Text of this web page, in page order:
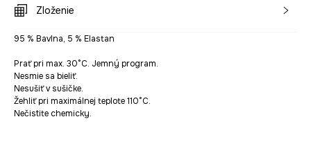
Zloženie
95 % Bavlna, 5 % Elastan
Prať pri max. 30°C. Jemný program.
Nesmie sa bieliť.
Nesušiť v sušičke.
Žehliť pri maximálnej teplote 110°C.
Nečistite chemicky.